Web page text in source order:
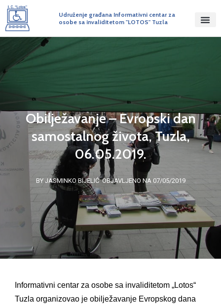
Udruženje građana Informativni centar za
osobe sa invaliditetom "LOTOS" Tuzla
Obilježavanje – Evropski dan
samostalnog života, Tuzla,
06.05.2019.
BY JASMINKO BIJELIĆ OBJAVLJENO NA 07/05/2019
Informativni centar za osobe sa invaliditetom „Lotos“
Tuzla organizovao je obilježavanje Evropskog dana